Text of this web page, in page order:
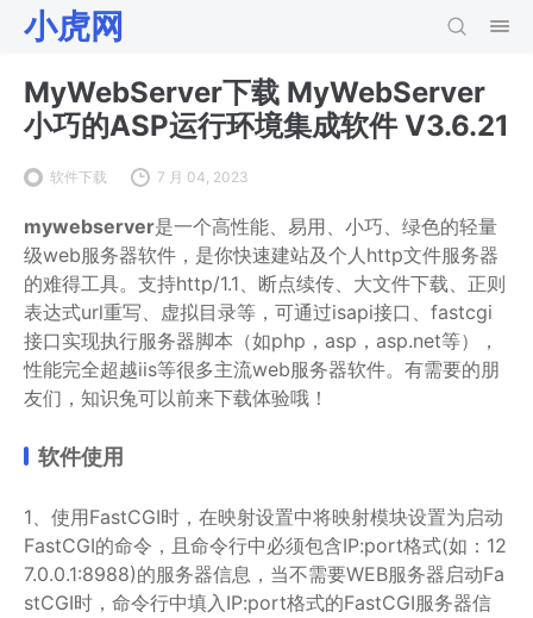
小虎网
MyWebServer下载 MyWebServer
小巧的ASP运行环境集成软件 V3.6.21
软件下载 7 月 04, 2023
mywebserver是一个高性能、易用、小巧、绿色的轻量
级web服务器软件，是你快速建站及个人http文件服务器
的难得工具。支持http/1.1、断点续传、大文件下载、正则
表达式url重写、虚拟目录等，可通过isapi接口、fastcgi
接口实现执行服务器脚本（如php，asp，asp.net等），
性能完全超越iis等很多主流web服务器软件。有需要的朋
友们，知识兔可以前来下载体验哦！
软件使用
1、使用FastCGI时，在映射设置中将映射模块设置为启动
FastCGI的命令，且命令行中必须包含IP:port格式(如：12
7.0.0.1:8988)的服务器信息，当不需要WEB服务器启动Fa
stCGI时，命令行中填入IP:port格式的FastCGI服务器信